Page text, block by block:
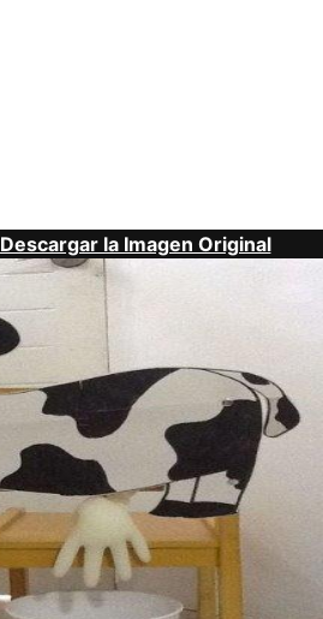
Descargar la Imagen Original